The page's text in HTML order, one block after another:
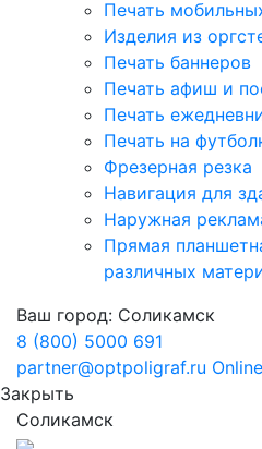
Печать
Изделия из
Печать баннеров
Печать афиш и
Печать
Печать на
Фрезерная резка
Навигация для
Наружная
Прямая
различных
Ваш город: Соликамск
8 (800) 5000 691
partner@optpoligraf.ru
Закрыть
Соликамск